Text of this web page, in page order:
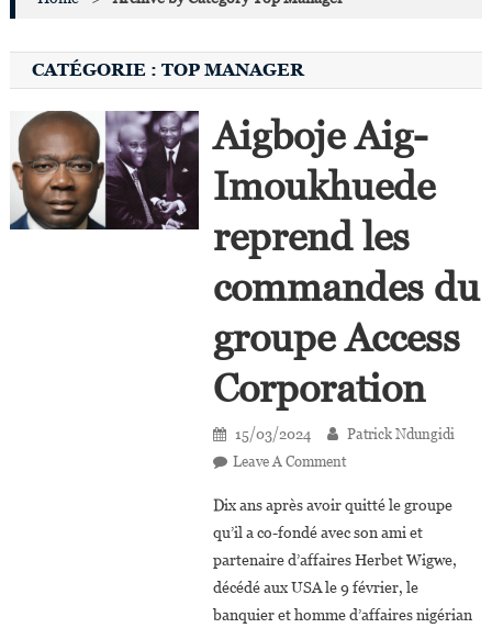
CATÉGORIE : TOP MANAGER
Aigboje Aig-
Imoukhuede
reprend les
commandes du
groupe Access
Corporation
15/03/2024
Patrick Ndungidi
Leave A CommentOn
Aig-
Imoukhuede
Reprend
Les
Commandes
Dix ans après avoir quitté le groupe
qu’il a co-fondé avec son ami et
partenaire d’affaires Herbet Wigwe,
décédé aux USA le 9 février, le
banquier et homme d’affaires nigérian